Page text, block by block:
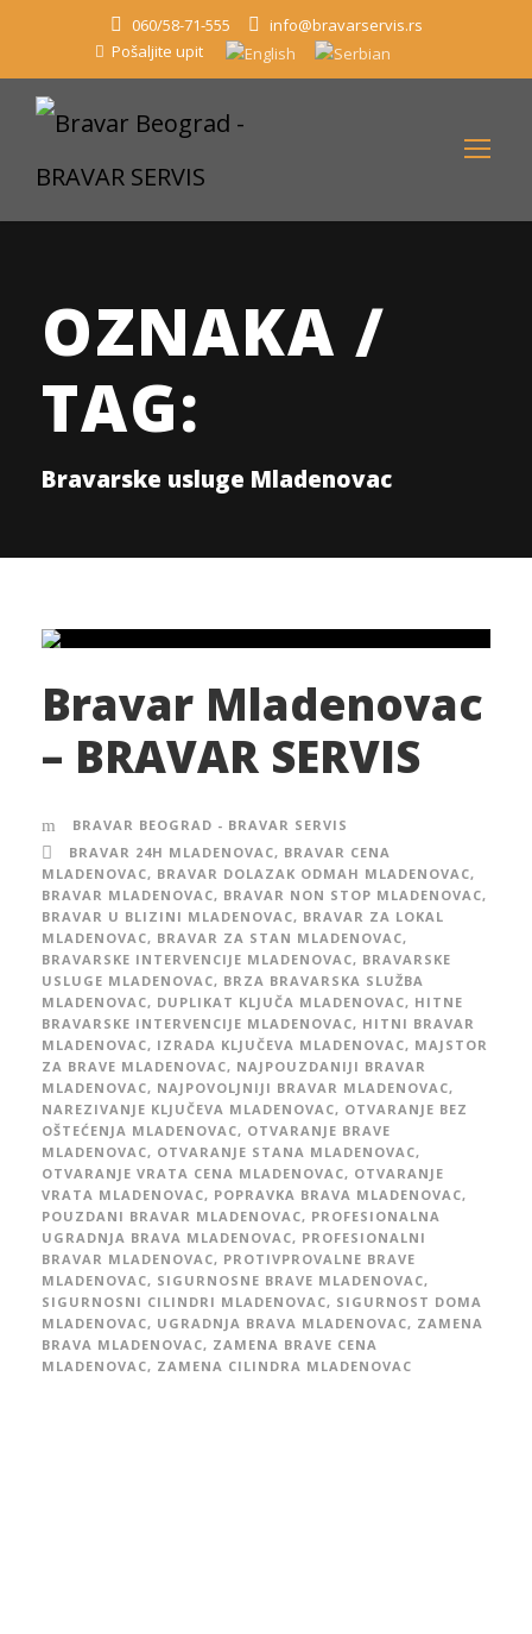
060/58-71-555
info@bravarservis.rs
Pošaljite upit
OZNAKA /
TAG:
Bravarske usluge Mladenovac
Bravar Mladenovac
– BRAVAR SERVIS
BRAVAR BEOGRAD - BRAVAR SERVIS
BRAVAR 24H MLADENOVAC, BRAVAR CENA
MLADENOVAC, BRAVAR DOLAZAK ODMAH MLADENOVAC,
BRAVAR MLADENOVAC, BRAVAR NON STOP MLADENOVAC,
BRAVAR U BLIZINI MLADENOVAC, BRAVAR ZA LOKAL
MLADENOVAC, BRAVAR ZA STAN MLADENOVAC,
BRAVARSKE INTERVENCIJE MLADENOVAC, BRAVARSKE
USLUGE MLADENOVAC, BRZA BRAVARSKA SLUŽBA
MLADENOVAC, DUPLIKAT KLJUČA MLADENOVAC, HITNE
BRAVARSKE INTERVENCIJE MLADENOVAC, HITNI BRAVAR
MLADENOVAC, IZRADA KLJUČEVA MLADENOVAC, MAJSTOR
ZA BRAVE MLADENOVAC, NAJPOUZDANIJI BRAVAR
MLADENOVAC, NAJPOVOLJNIJI BRAVAR MLADENOVAC,
NAREZIVANJE KLJUČEVA MLADENOVAC, OTVARANJE BEZ
OŠTEĆENJA MLADENOVAC, OTVARANJE BRAVE
MLADENOVAC, OTVARANJE STANA MLADENOVAC,
OTVARANJE VRATA CENA MLADENOVAC, OTVARANJE
VRATA MLADENOVAC, POPRAVKA BRAVA MLADENOVAC,
POUZDANI BRAVAR MLADENOVAC, PROFESIONALNA
UGRADNJA BRAVA MLADENOVAC, PROFESIONALNI
BRAVAR MLADENOVAC, PROTIVPROVALNE BRAVE
MLADENOVAC, SIGURNOSNE BRAVE MLADENOVAC,
SIGURNOSNI CILINDRI MLADENOVAC, SIGURNOST DOMA
MLADENOVAC, UGRADNJA BRAVA MLADENOVAC, ZAMENA
BRAVA MLADENOVAC, ZAMENA BRAVE CENA
MLADENOVAC, ZAMENA CILINDRA MLADENOVAC